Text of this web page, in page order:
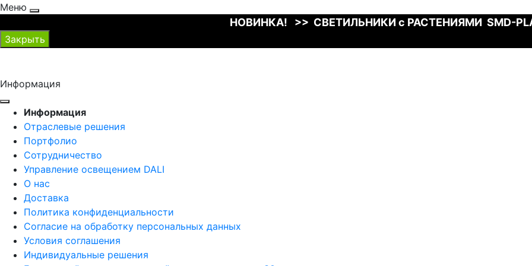
Меню
НОВИНКА! >> СВЕТИЛЬНИКИ с РАСТЕНИЯМИ SMD-
Закрыть
Информация
Информация
Отраслевые решения
Портфолио
Сотрудничество
Управление освещением DALI
О нас
Доставка
Политика конфиденциальности
Согласие на обработку персональных данных
Условия соглашения
Индивидуальные решения